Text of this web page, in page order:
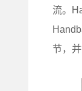
流。
节，